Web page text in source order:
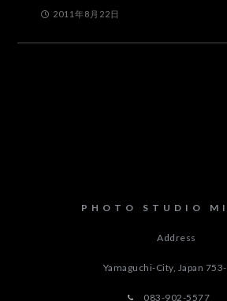
2011年8月22日
PHOTO STUDIO
Address
Yamaguchi-City, Japan
083-902-5577